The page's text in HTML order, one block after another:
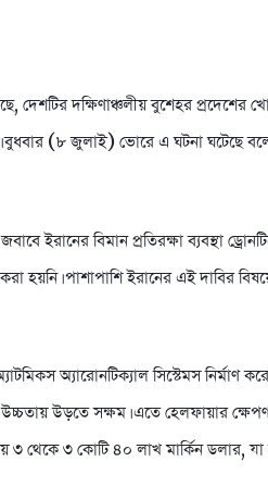
দেশটির দক্ষিণাঞ্চলীয় বুশেহর প্রদেশের
(৮ জুলাই) ভোরে এ ঘটনা ঘটেছে
ইরানের বিমান প্রতিরক্ষা ব্যবস্থা
পাশাপাশি ইরানের এই দাবির
অ্যারোনটিক্যাল সিস্টেমস নির্মাণ
উড়তে সক্ষম। এতে হেলফায়ার
থেকে ৩ কোটি ৪০ লাখ মার্কিন ডলার, যা